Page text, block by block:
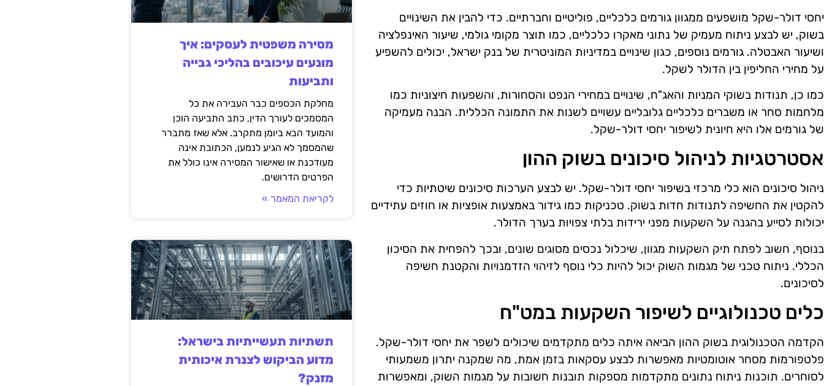
יחסי דולר-שקל מושפעים ממגוון גורמים כלכליים, פוליטיים וחברתיים. כדי להבין את השינויים
בשוק, יש לבצע ניתוח מעמיק של נתוני מאקרו כלכליים, כמו תוצר מקומי גולמי, שיעור האינפלציה
ושיעור האבטלה. גורמים נוספים, כגון שינויים במדיניות המוניטרית של בנק ישראל, יכולים להשפיע
על מחירי החליפין בין הדולר לשקל.
כמו כן, תנודות בשוקי המניות והאג"ח, שינויים במחירי הנפט והסחורות, והשפעות חיצוניות כמו
מלחמות סחר או משברים כלכליים גלובליים עשויים לשנות את התמונה הכללית. הבנה מעמיקה
של גורמים אלו היא חיונית לשיפור יחסי דולר-שקל.
אסטרטגיות לניהול סיכונים בשוק ההון
ניהול סיכונים הוא כלי מרכזי בשיפור יחסי דולר-שקל. יש לבצע הערכות סיכונים שיטתיות כדי
להקטין את החשיפה לתנודות חדות בשוק. טכניקות כמו גידור באמצעות אופציות או חוזים עתידיים
יכולות לסייע בהגנה על השקעות מפני ירידות בלתי צפויות בערך הדולר.
בנוסף, חשוב לפתח תיק השקעות מגוון, שיכלול נכסים מסוגים שונים, ובכך להפחית את הסיכון
הכללי. ניתוח טכני של מגמות השוק יכול להיות כלי נוסף לזיהוי הזדמנויות והקטנת חשיפה
לסיכונים.
כלים טכנולוגיים לשיפור השקעות במט"ח
הקדמה הטכנולוגית בשוק ההון הביאה איתה כלים מתקדמים שיכולים לשפר את יחסי דולר-שקל.
פלטפורמות מסחר אוטומטיות מאפשרות לבצע עסקאות בזמן אמת, מה שמקנה יתרון משמעותי
לסוחרים. תוכנות ניתוח נתונים מתקדמות מספקות תובנות חשובות על מגמות השוק, ומאפשרות
מסירה משפטית לעסקים: איך
מונעים עיכובים בהליכי גבייה
ותביעות
מחלקת הכספים כבר העבירה את כל
המסמכים לעורך הדין, כתב התביעה הוכן
והמועד הבא ביומן מתקרב. אלא שאז מתברר
שהמסמך לא הגיע לנמען, הכתובת אינה
מעודכנת או שאישור המסירה אינו כולל את
הפרטים הדרושים.
לקריאת המאמר »
תשתיות תעשייתיות בישראל:
מדוע הביקוש לצנרת איכותית
מזנק?